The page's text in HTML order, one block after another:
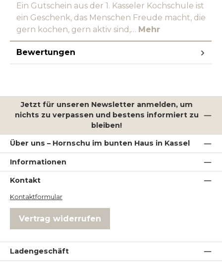
Ein Gutschein aus der 1. Kasseler Kochschule ist
ein Geschenk, das Menschen Freude macht, die
gern kochen, gern aktiv sind,… Mehr
Bewertungen
Jetzt für unseren Newsletter anmelden, um
nichts zu verpassen und bestens informiert zu
bleiben!
Über uns – Hornschu im bunten Haus in Kassel
Informationen
Kontakt
Kontaktformular
Vertrag widerrufen
Ladengeschäft